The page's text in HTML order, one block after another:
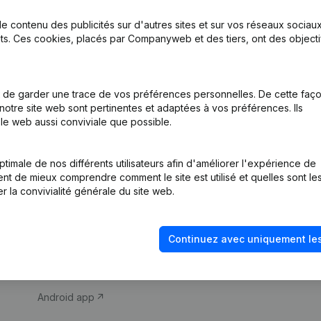
contenu des publicités sur d'autres sites et sur vos réseaux sociaux
Ces cookies, placés par Companyweb et des tiers, ont des
garder une trace de vos préférences personnelles. De cette
site web sont pertinentes et adaptées à vos préférences. Ils
web aussi conviviale que possible.
de nos différents utilisateurs afin d'améliorer l'expérience de
de mieux comprendre comment le site est utilisé et quelles sont les
la convivialité générale du site web.
Continuez avec uniquement
Produit
d’entreprise
Monitoring
Android app
fraude
Consulter des comptes
Vérification de la solvabilité